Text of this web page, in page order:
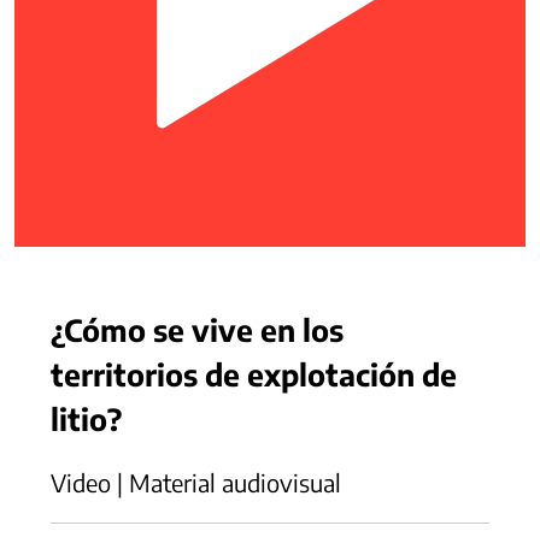
¿Cómo se vive en los
territorios de explotación de
litio?
Video | Material audiovisual